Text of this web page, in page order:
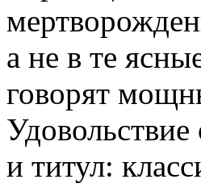
а не в те
говорят
и титул: